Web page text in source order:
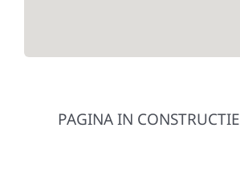
PAGINA IN CONSTRUCTIE